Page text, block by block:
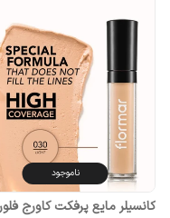
ناموجود
کانسیلر مایع پرفکت کاورج